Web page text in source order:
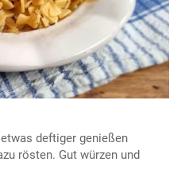
deftiger genießen
rösten. Gut würzen und